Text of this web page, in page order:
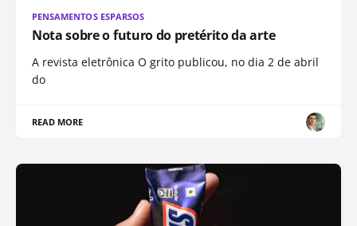
PENSAMENTOS ESPARSOS
Nota sobre o futuro do pretérito da arte
A revista eletrônica O grito publicou, no dia 2 de abril
do
READ MORE